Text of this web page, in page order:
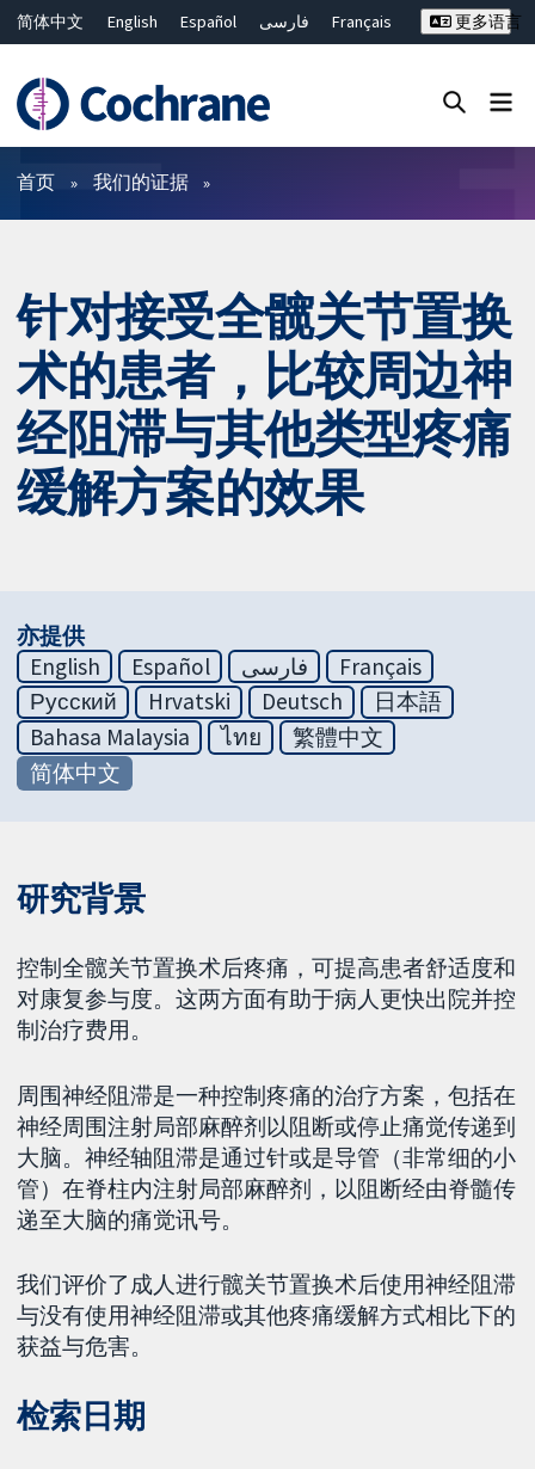
简体中文 English Español فارسی
Français
ไทย
繁體中文
更多语言
过滤
首页 我们的证据
针对接受全髋关节置换
术的患者，比较周边神
经阻滞与其他类型疼痛
缓解方案的效果
亦提供
English
Español فارسی
Français
Русский
Hrvatski Deutsch
日本語
Bahasa Malaysia
ไทย
繁體中文
简体中文
研究背景
控制全髋关节置换术后疼痛，可提高患者舒适度和
对康复参与度。这两方面有助于病人更快出院并控
制治疗费用。
周围神经阻滞是一种控制疼痛的治疗方案，包括在
神经周围注射局部麻醉剂以阻断或停止痛觉传递到
大脑。神经轴阻滞是通过针或是导管（非常细的小
管）在脊柱内注射局部麻醉剂，以阻断经由脊髓传
递至大脑的痛觉讯号。
我们评价了成人进行髋关节置换术后使用神经阻滞
与没有使用神经阻滞或其他疼痛缓解方式相比下的
获益与危害。
检索日期